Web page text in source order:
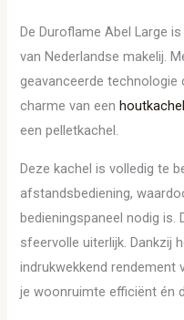
De Duroflame Abel Large
van Nederlandse makelij.
geavanceerde technologie
charme van eenhoutkachel
een pelletkachel.
Deze kachel is volledig te
afstandsbediening,
bedieningspaneel nodig is.
sfeervolle uiterlijk. Dankzij
indrukwekkend rendement
je woonruimte efficiënt én